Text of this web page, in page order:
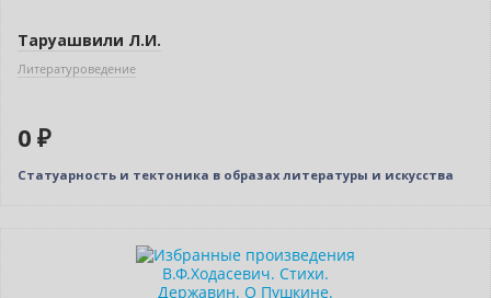
Таруашвили Л.И.
Литературоведение
0 ₽
Статуарность и тектоника в образах литературы и искусства